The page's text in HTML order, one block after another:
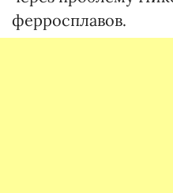
ферросплавов.